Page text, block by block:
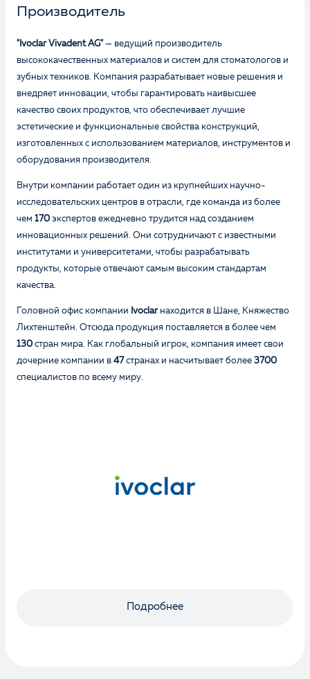
Производитель
"Ivoclar Vivadent AG" — ведущий производитель
высококачественных материалов и систем для стоматологов и
зубных техников. Компания разрабатывает новые решения и
внедряет инновации, чтобы гарантировать наивысшее
качество своих продуктов, что обеспечивает лучшие
эстетические и функциональные свойства конструкций,
изготовленных с использованием материалов, инструментов и
оборудования производителя.
Внутри компании работает один из крупнейших научно-
исследовательских центров в отрасли, где команда из более
чем 170 экспертов ежедневно трудится над созданием
инновационных решений. Они сотрудничают с известными
институтами и университетами, чтобы разрабатывать
продукты, которые отвечают самым высоким стандартам
качества.
Головной офис компании Ivoclarнаходится в Шане, Княжество
Лихтенштейн. Отсюда продукция поставляется в более чем
130 стран мира. Как глобальный игрок, компания имеет свои
дочерние компании в 47 странах и насчитывает более 3700
специалистов по всему миру.
Подробнее